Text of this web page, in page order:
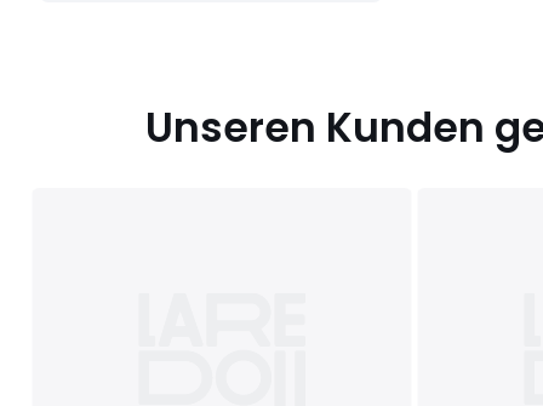
Unseren Kunden